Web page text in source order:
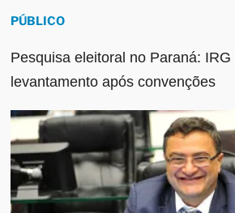
PÚBLICO
Pesquisa eleitoral no Paraná:
levantamento após convenções